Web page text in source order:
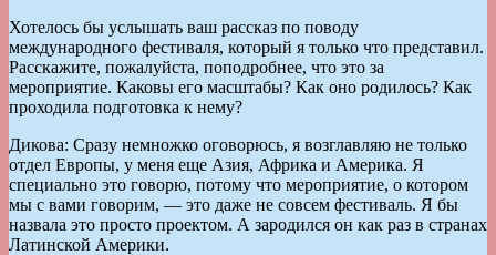
Хотелось бы услышать ваш рассказ по поводу
международного фестиваля, который я только что представил.
Расскажите, пожалуйста, поподробнее, что это за
мероприятие. Каковы его масштабы? Как оно родилось? Как
проходила подготовка к нему?
Дикова: Сразу немножко оговорюсь, я возглавляю не только
отдел Европы, у меня еще Азия, Африка и Америка. Я
специально это говорю, потому что мероприятие, о котором
мы с вами говорим, — это даже не совсем фестиваль. Я бы
назвала это просто проектом. А зародился он как раз в странах
Латинской Америки.